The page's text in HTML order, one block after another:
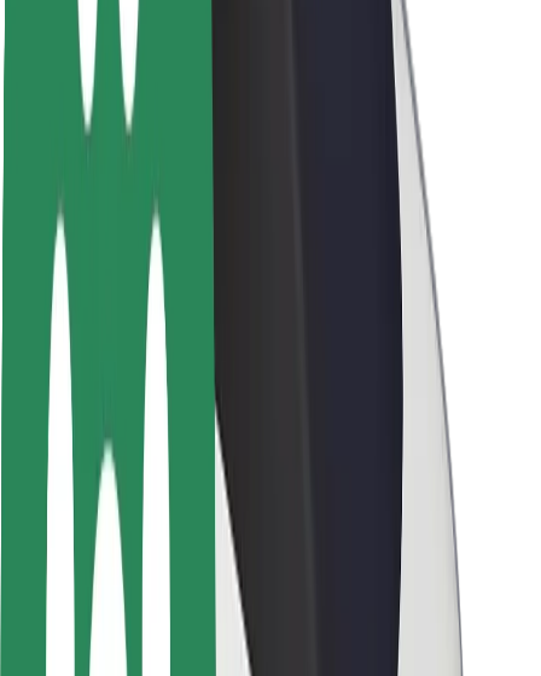
ბრენდი
მედია
ურბანული ფონდი
უსაფრთხოება
მგზავრების უსაფრთხოება
მძღოლების უსაფრთხოება
სკუტერის უსაფრთხოება
უსაფრთხოება
ქალაქები
ლოკაციები
ქალაქი უკეთესობისკენ
აეროპორტები
Bolt-ის დასატენი სადგური
მხარდაჭერა
მგზავრებისთვის